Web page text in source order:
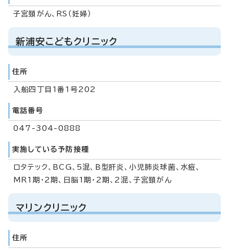
子宮頸がん、RS（妊婦）
新浦安こどもクリニック
住所
入船四丁目1番1号202
電話番号
047-304-0888
実施している予防接種
ロタテック、BCG、5混、B型肝炎、小児肺炎球菌、水痘、
MR1期・2期、日脳1期・2期、2混、子宮頸がん
マリンクリニック
住所